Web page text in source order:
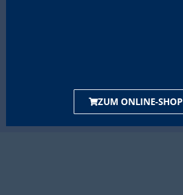
ZUM ONLINE-SHOP